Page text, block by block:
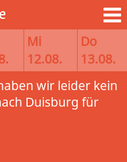
Mi
12.08.
Do
13.08.
wir leider kein
Duisburg für